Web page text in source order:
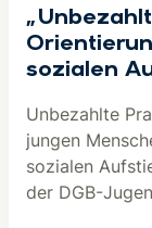
sozialen
Unbezahlte
jungen
sozialen
der DGB-